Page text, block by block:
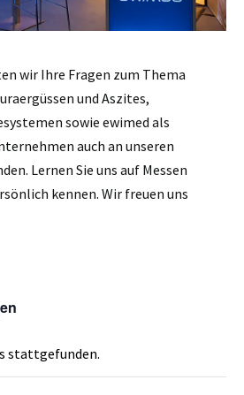
wir Ihre Fragen zum Thema
und Aszites,
sowie ewimed als
auch an unseren
Lernen Sie uns auf Messen
kennen. Wir freuen uns
stattgefunden.